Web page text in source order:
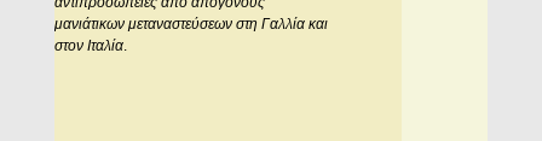
μανιάτικων μεταναστεύσεων στη Γαλλία και
στον Ιταλία.